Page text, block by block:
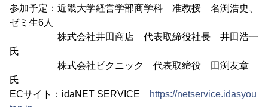
参加予定：近畿大学経営学部商学科 准教授 名渕浩史、
ゼミ生6人
株式会社井田商店 代表取締役社長 井田浩一
氏
株式会社ピクニック 代表取締役 田渕友章
氏
ECサイト：idaNET SERVICE
https://netservice.idasyou